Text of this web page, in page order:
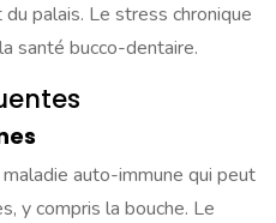
palais. Le stress chronique
santé bucco-dentaire.
auto-immune qui peut
y compris la bouche. Le